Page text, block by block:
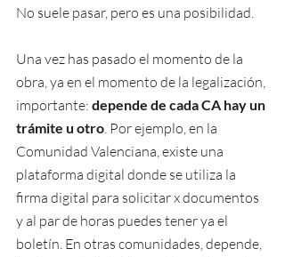
No suele pasar, pero es una posibilidad.
Una vez has pasado el momento de la
obra, ya en el momento de la legalización,
importante: depende de cada CA hay un
trámite u otro. Por ejemplo, en la
Comunidad Valenciana, existe una
plataforma digital donde se utiliza la
firma digital para solicitar x documentos
y al par de horas puedes tener ya el
boletín. En otras comunidades, depende,